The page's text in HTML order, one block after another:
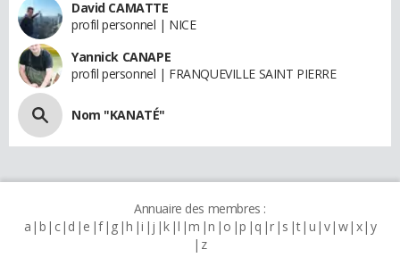
David CAMATTE
profil personnel | NICE
Yannick CANAPE
profil personnel | FRANQUEVILLE SAINT PIERRE
Nom "KANATÉ"
Annuaire des membres :
a b c d e f g h i j k l m n o p q r s t u v w x y
z